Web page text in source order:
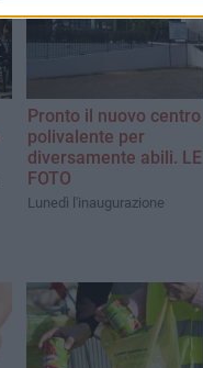
Pronto il nuovo centro
polivalente per
diversamente abili. LE
FOTO
Lunedì l'inaugurazione